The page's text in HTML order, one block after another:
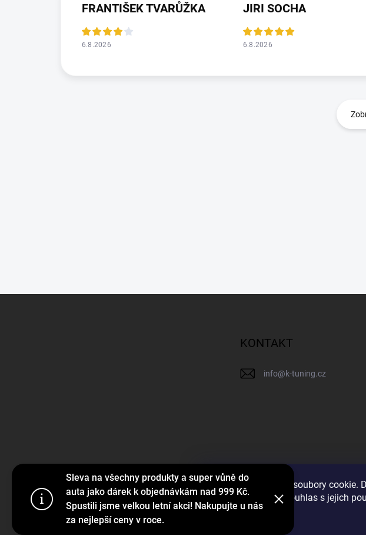
Tento web používá soubory
webu vyjadřujete souhlas s jejich
Sleva na všechny produkty a super vůně do
auta jako dárek k objednávkám nad 999 Kč.
Spustili jsme velkou letní akci! Nakupujte u nás
za nejlepší ceny v roce.
FRANTIŠEK TVARŮŽKA
6.8.2026
JIRI SOCHA
6.8.2026
KONTAKT
info@k-tuning.cz